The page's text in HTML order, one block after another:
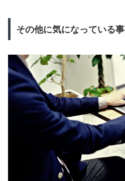
その他に気になっている事